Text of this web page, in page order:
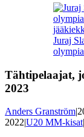
Juraj
Tähtipelaajat,
2023
Anders Granström|
2022|U20 MM-kisat|